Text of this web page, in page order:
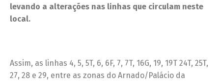
levando a alterações nas linhas que circulam neste
local.
Assim, as linhas 4, 5, 5T, 6, 6F, 7, 7T, 16G, 19, 19T 24T, 25T,
27, 28 e 29, entre as zonas do Arnado/Palácio da